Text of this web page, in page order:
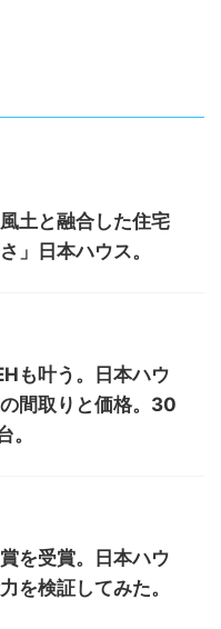
土と融合した住宅
」日本ハウス。
も叶う。日本ハウ
間取りと価格。30
を受賞。日本ハウ
を検証してみた。